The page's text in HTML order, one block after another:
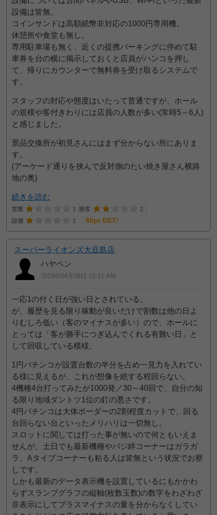
設備は皆無。
コインサンドは高額紙幣非対応の1000円専用機。
休憩所や食堂も無し。
専用駐車場も無く、近くの提携パーキングに停めて駐
車券を台の横に掲示しておくと店員がハンコを押し
て、帰りにカウンターで無料券を受け取るシステムで
す。
スタッフの対応や態度はいたって普通ですが、ホール
の規模や客付きわりには店員の人数が多い(常時5～6人)
と感じました。
景品交換所が初見さんにはまず分からない所にありま
す。
(アーケード通りを挟んで反対側のたい焼き屋さん横路
地の奥)
続きを読む
営業 1 接客
2
設備
1 80pt GET!
スーパーライオンズ大豆島店
ハヤペン
2019年04月08日 12:12 AM
一応1の付く日が強い日とされている。
が、履歴を見る限り稼動が良いだけで割数は他の日よ
りむしろ低い（客のマイナスが多い）ので、ホールに
とっては「客が勝手につぎ込んでくれる有難い日」と
して回収している模様。
1円パチンコが設置台数の半分を占め一見力を入れてい
る様に見えるが、これが想像を絶する程回らない。
4機種4台打ってみたが1000発／30～40回で、自分の知
る限り地域ダントツ1位の釘の悪さです。
4円パチンコは大体ボーダーの2割程度カットで、回る
台回らない台といったメリハリは一切無し。
スロットに関しては打った事が無いので何ともいえま
せんが、土日でも最新機種やバジ絆コーナーはガラガ
ラ、Aタイプコーナーも粘る人は皆無という状況でお察
しです。
しかも最新のデータ表示機を設置しているにもかかわ
らずスランプグラフの縦軸(枚数玉数)の数字をわざわざ
非表示にしてプラスマイナスの量を分からなくしてい